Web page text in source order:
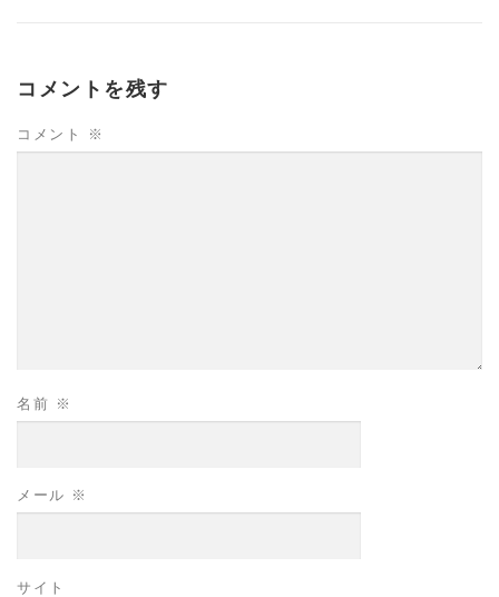
コメントを残す
コメント ※
名前 ※
メール ※
サイト